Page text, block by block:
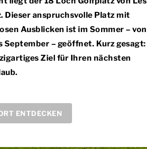
Dieser anspruchsvolle Platz mit
Ausblicken ist im Sommer – von
September – geöffnet. Kurz gesagt:
Ziel für Ihren nächsten
ENTDECKEN